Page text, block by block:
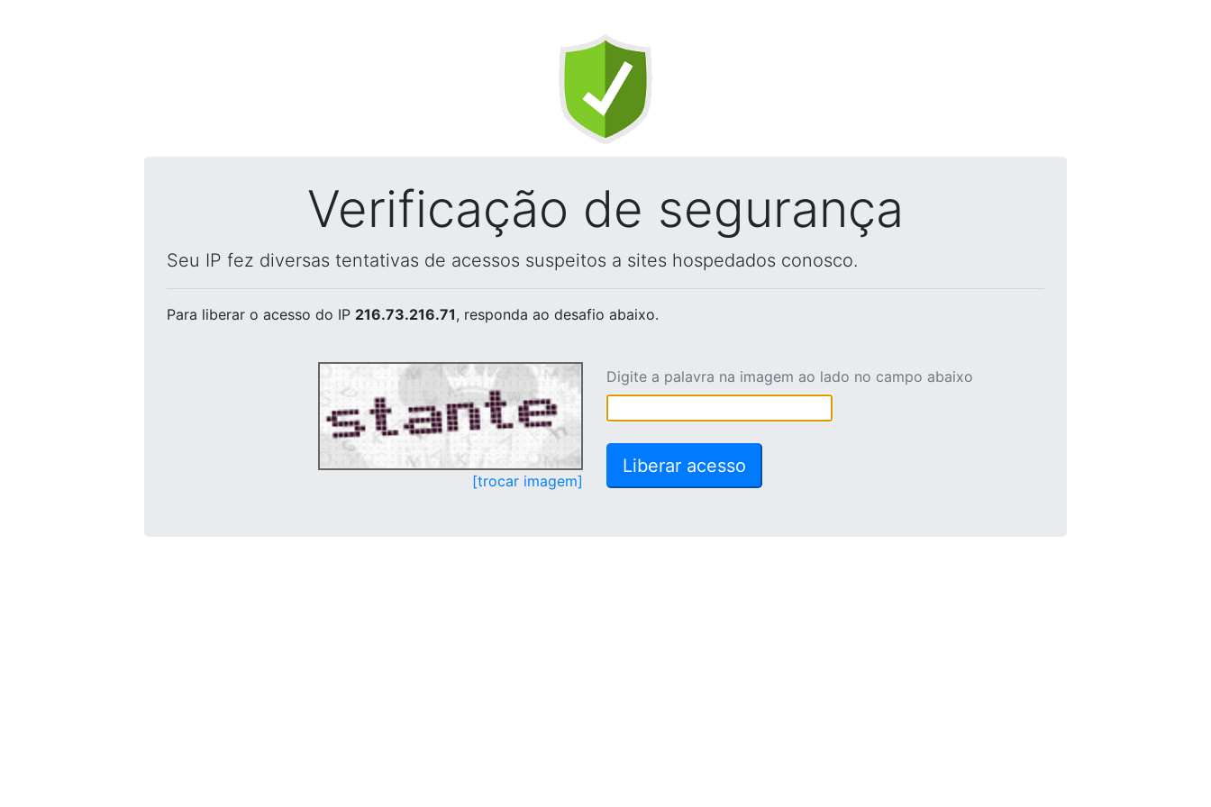
Verificação de segurança
Seu IP fez diversas tentativas de acessos suspeitos a sites hospedados conosco.
Para liberar o acesso do IP 216.73.216.71, responda ao desafio abaixo.
[trocar imagem]
Digite a palavra na imagem ao lado no campo abaixo